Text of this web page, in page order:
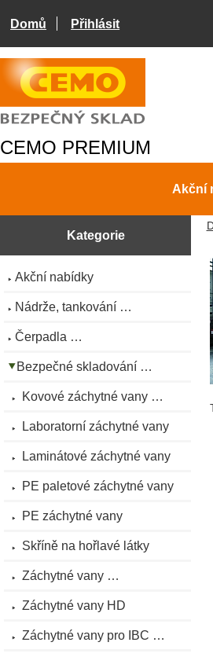
Domů Přihlásit
CEMO PREMIUM
Akční
Kategorie
Akční nabídky
Nádrže, tankování …
Čerpadla …
Bezpečné skladování …
Kovové záchytné vany …
Laboratorní záchytné vany
Laminátové záchytné vany
PE paletové záchytné vany
PE záchytné vany
Skříně na hořlavé látky
Záchytné vany …
Záchytné vany HD
Záchytné vany pro IBC …